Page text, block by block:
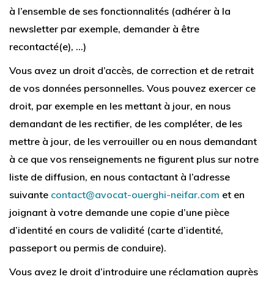
à l’ensemble de ses fonctionnalités (adhérer à la
newsletter par exemple, demander à être
recontacté(e), …)
Vous avez un droit d’accès, de correction et de retrait
de vos données personnelles. Vous pouvez exercer ce
droit, par exemple en les mettant à jour, en nous
demandant de les rectifier, de les compléter, de les
mettre à jour, de les verrouiller ou en nous demandant
à ce que vos renseignements ne figurent plus sur notre
liste de diffusion, en nous contactant à l’adresse
suivante contact@avocat-ouerghi-neifar.com et en
joignant à votre demande une copie d’une pièce
d’identité en cours de validité (carte d’identité,
passeport ou permis de conduire).
Vous avez le droit d’introduire une réclamation auprès